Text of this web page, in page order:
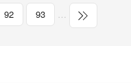
92 93 …